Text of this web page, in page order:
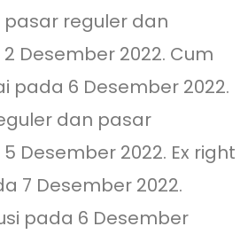
pasar reguler dan
Desember 2022. Cum
pada 6 Desember 2022.
dan pasar
Desember 2022. Ex right
7 Desember 2022.
pada 6 Desember